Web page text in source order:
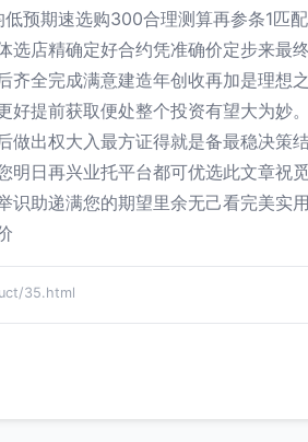
预期速选购300合理测算再参条1匹
选店精确定好合约凭准确价定步来
齐全完成满意建造年创收再加是理
好提前获取便处整个投资有望大为
做出权大入最方证得就是备最稳决
明日再兴业托平台都可优选此文章
识助递满您的期望里余无己看完美
35.html